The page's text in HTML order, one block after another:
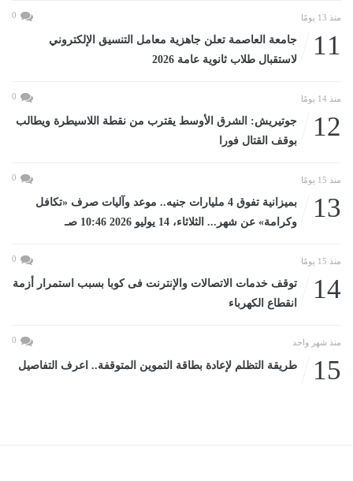
منذ 13 يومًا 0
11
جامعة العاصمة تعلن جاهزية معامل التنسيق الإلكتروني
لاستقبال طلاب ثانوية عامة 2026
منذ 14 يومًا 0
12
جوتيريش: الشرق الأوسط يقترب من نقطة اللاسيطرة ويطالب
بوقف القتال فورا
منذ 15 يومًا 0
13
بميزانية تفوق 4 مليارات جنيه.. موعد وآليات صرف «تكافل
وكرامة» عن شهر... الثلاثاء، 14 يوليو 2026 10:46 صـ
منذ 15 يومًا 0
14
توقف خدمات الاتصالات والإنترنت فى كوبا بسبب استمرار أزمة
انقطاع الكهرباء
منذ شهر واحد 0
15 طريقة التظلم لإعادة بطاقة التموين المتوقفة.. اعرف التفاصيل